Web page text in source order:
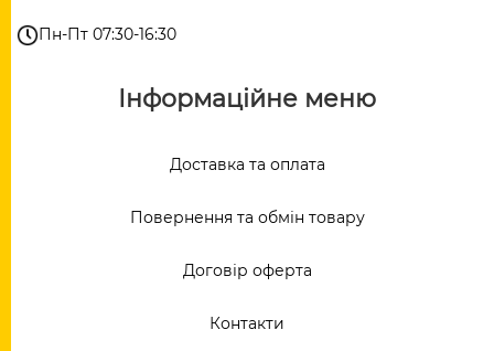
Пн-Пт 07:30-16:30
Інформаційне меню
Доставка та оплата
Повернення та обмін товару
Договір оферта
Контакти